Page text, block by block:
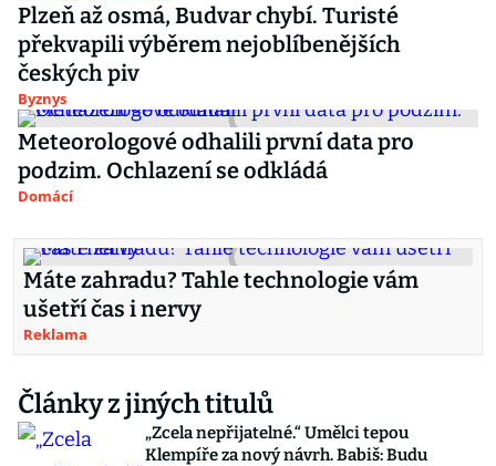
Plzeň až osmá, Budvar chybí. Turisté
překvapili výběrem nejoblíbenějších
českých piv
Byznys
Meteorologové odhalili první data pro
podzim. Ochlazení se odkládá
Domácí
Máte zahradu? Tahle technologie vám
ušetří čas i nervy
Reklama
Články z jiných titulů
„Zcela nepřijatelné.“ Umělci tepou
Klempíře za nový návrh. Babiš: Budu